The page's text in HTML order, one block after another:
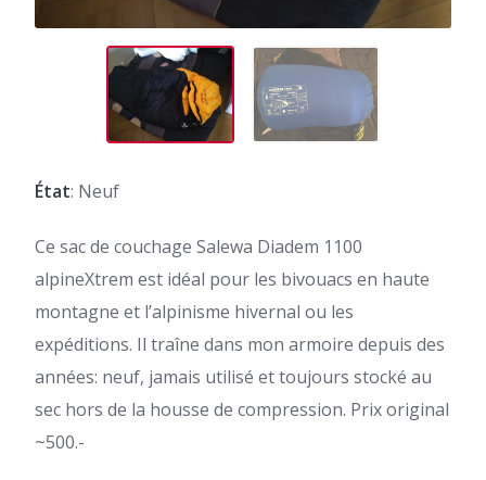
État: Neuf
Ce sac de couchage Salewa Diadem 1100
alpineXtrem est idéal pour les bivouacs en haute
montagne et l’alpinisme hivernal ou les
expéditions. Il traîne dans mon armoire depuis des
années: neuf, jamais utilisé et toujours stocké au
sec hors de la housse de compression. Prix original
~500.-